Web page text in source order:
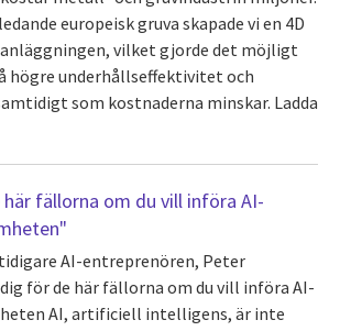
europeisk gruva skapade vi en 4D
vilket gjorde det möjligt
högre underhållseffektivitet och
som kostnaderna minskar. Ladda
fällorna om du vill införa AI-
AI-entreprenören, Peter
för de här fällorna om du vill införa AI-
AI, artificiell intelligens, är inte